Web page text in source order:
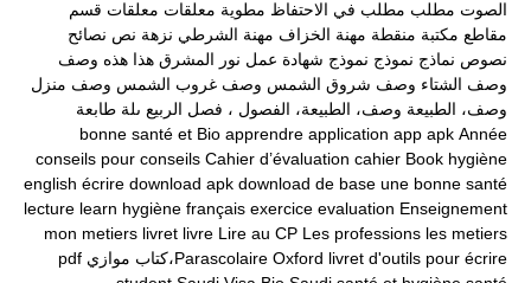
الصوت مطلب مطلب في الاحتفاظ مطوية معلقات معلقات قسم
مقاطع مكتبة منقطة مهنة الخزاف مهنة الشرطي نزهة نص نصائح
نصوص نماذج نموذج نموذج شهادة عمل نور المشرق هذا هذه وصف
وصف الشتاء وصف شروق الشمس وصف غروب الشمس وصف منزل
وصف، الطبيعة وصف، الطبيعة، الفصول ، فصل الربيع ىلة طابعة
Année
apk
app
application
apprendre
Bio
bonne santé et
hygiène
Book
cahier
Cahier d’évaluation
conseils
conseils pour
une bonne santé
de base
download
download apk
écrire
english
Enseignement
evaluation
exercice
français
hygiène
learn
lecture
les metiers
Les professions
Lire au CP
livre
livret
metiers
mon
livret d'outils pour écrire
Oxford Parascolaire،كتاب موازي
pdf